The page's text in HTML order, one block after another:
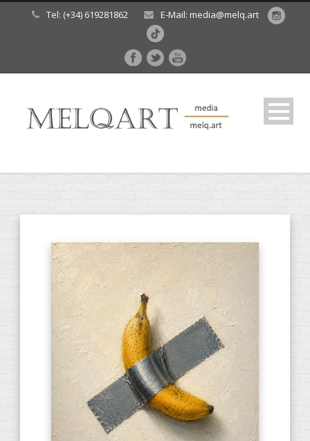
Tel: (+34) 619281862 E-Mail: media@melq.art